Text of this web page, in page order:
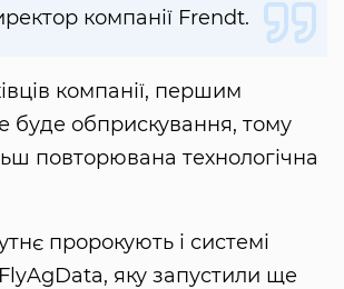
компанії Frendt.
компанії, першим
буде обприскування, тому
повторювана технологічна
пророкують і системі
яку запустили ще